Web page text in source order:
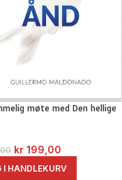
møte med Den hellige
kr 199,00
I HANDLEKURV